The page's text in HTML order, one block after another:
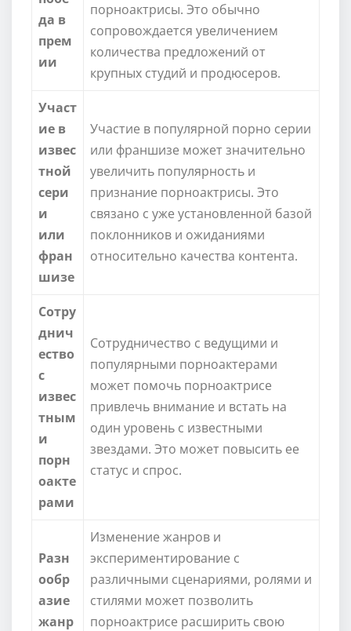
да в
прем
ии
порноактрисы. Это обычно
сопровождается увеличением
количества предложений от
крупных студий и продюсеров.
Участ
ие в
извес
тной
сери
и
или
фран
шизе
Участие в популярной порно серии
или франшизе может значительно
увеличить популярность и
признание порноактрисы. Это
связано с уже установленной базой
поклонников и ожиданиями
относительно качества контента.
Сотру
днич
ество
с
извес
тным
и
порн
оакте
рами
Сотрудничество с ведущими и
популярными порноактерами
может помочь порноактрисе
привлечь внимание и встать на
один уровень с известными
звездами. Это может повысить ее
статус и спрос.
Разн
ообр
азие
жанр
Изменение жанров и
экспериментирование с
различными сценариями, ролями и
стилями может позволить
порноактрисе расширить свою